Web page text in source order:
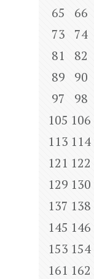
65
66
73
74
81
82
89
90
97
98
105 106
113 114
121 122
129 130
137 138
145 146
153 154
161 162